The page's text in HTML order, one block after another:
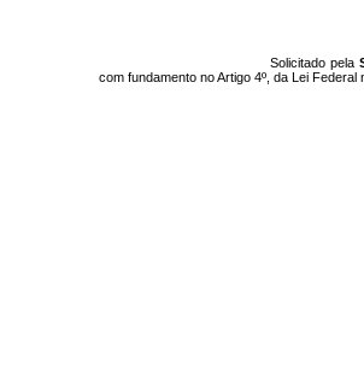
Solicitado pela
com fundamento no Artigo 4º, da Lei Federal